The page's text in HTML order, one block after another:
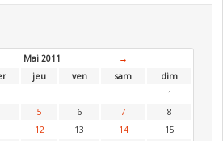
Mai 2011
→
jeu ven sam
dim
1
5 6 7
8
12 13 14
15